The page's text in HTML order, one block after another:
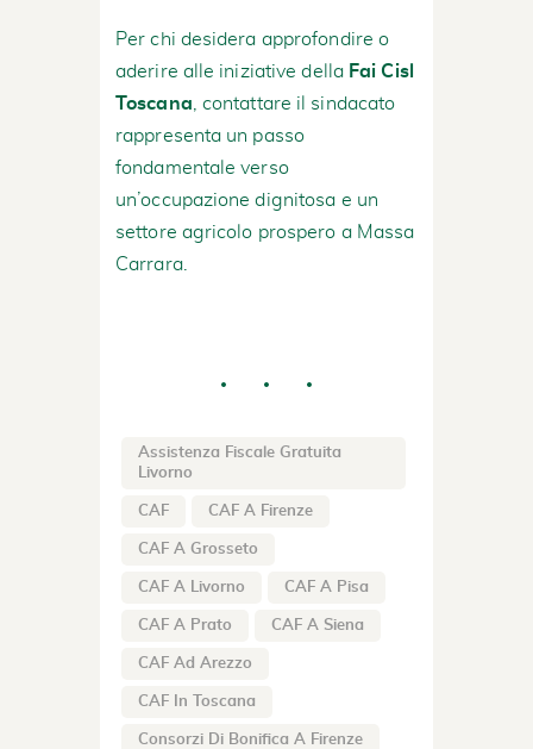
Per chi desidera approfondire o
aderire alle iniziative della Fai Cisl
Toscana , contattare il sindacato
rappresenta un passo
fondamentale verso
un’occupazione dignitosa e un
settore agricolo prospero a Massa
Carrara.
Assistenza Fiscale Gratuita
Livorno
CAF CAF A Firenze
CAF A Grosseto
CAF A Livorno CAF A Pisa
CAF A Prato CAF A Siena
CAF Ad Arezzo
CAF In Toscana
Consorzi Di Bonifica A Firenze